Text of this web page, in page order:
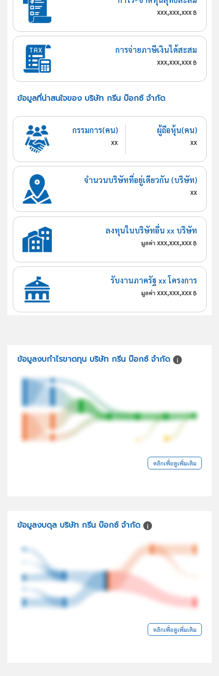
xxx,xxx,xxx฿
การจ่ายภาษีเงินได้สะสม
xxx,xxx,xxx฿
ข้อมูลที่น่าสนใจของ บริษัท กรีน บ๊อกซ์ จำกัด
กรรมการ(คน)
xx
ผู้ถือหุ้น(คน)
xx
จำนวนบริษัทที่อยู่เดียวกัน (บริษัท)
xx
ลงทุนในบริษัทอื่น xx บริษัท
มูลค่า xxx,xxx,xxx ฿
รับงานภาครัฐ xx โครงการ
มูลค่า xxx,xxx,xxx ฿
ข้อมูลงบกำไรขาดทุน บริษัท กรีน บ๊อกซ์ จำกัด
คลิกเพื่อดูเพิ่มเติม
ข้อมูลงบดุล บริษัท กรีน บ๊อกซ์ จำกัด
คลิกเพื่อดูเพิ่มเติม